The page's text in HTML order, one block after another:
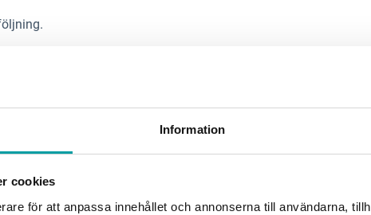
Information
cookies
för att anpassa innehållet och annonserna till användarna,
leds och utvecklas. Det är först då ambitionen